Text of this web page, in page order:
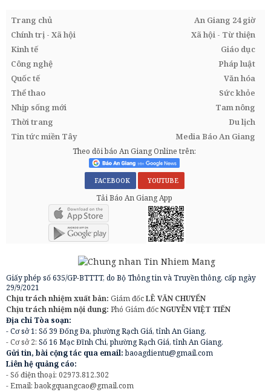
Trang chủ
An Giang 24 giờ
Chính trị - Xã hội
Xã hội - Từ thiện
Kinh tế
Giáo dục
Công nghệ
Pháp luật
Quốc tế
Văn hóa
Thể thao
Sức khỏe
Nhịp sống mới
Tam nông
Thời trang
Du lịch
Tin tức miền Tây
Media Báo An Giang
Theo dõi báo An Giang Online trên:
FACEBOOK YOUTUBE
Tải Báo An Giang App
Giấy phép số 635/GP-BTTTT, do Bộ Thông tin và Truyền thông, cấp ngày
29/9/2021
Chịu trách nhiệm xuất bản: Giám đốcLÊ VĂN CHUYỂN
Chịu trách nhiệm nội dung: Phó Giám đốcNGUYỄN VIỆT TIẾN
Địa chỉ Tòa soạn:
- Cơ sở 1: Số 39 Đống Đa, phường Rạch Giá, tỉnh An Giang.
- Cơ sở 2: Số 16 Mạc Đĩnh Chi, phường Rạch Giá, tỉnh An Giang.
Gửi tin, bài cộng tác qua email:baoagdientu@gmail.com
Liên hệ quảng cáo:
- Số điện thoại: 02973.812.302
- Email:baokgquangcao@gmail.com